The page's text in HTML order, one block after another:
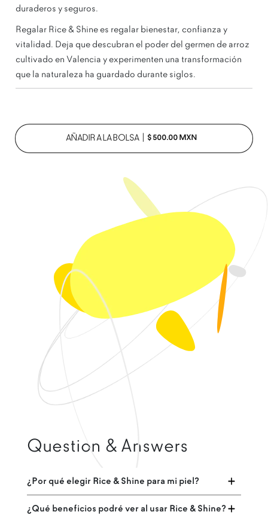
duraderos y seguros.
Regalar Rice & Shine es regalar bienestar, confianza y
vitalidad. Deja que descubran el poder del germen de arroz
cultivado en Valencia y experimenten una transformación
que la naturaleza ha guardado durante siglos.
AÑADIR A LA BOLSA PRECIO HABITUAL
$ 500.00 MXN
Question & Answers
¿Por qué elegir Rice & Shine para mi piel?
¿Qué beneficios podré ver al usar Rice & Shine?